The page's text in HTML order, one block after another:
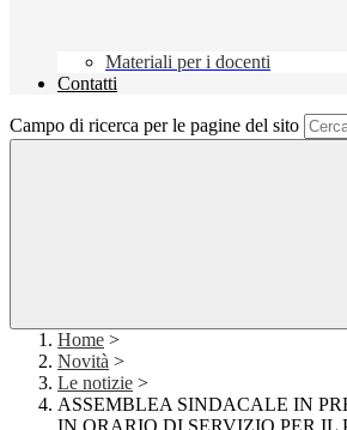
Materiali per i docenti
Contatti
Campo di ricerca per le pagine del sito
Home >
Novità >
Le notizie >
ASSEMBLEA SINDACALE IN